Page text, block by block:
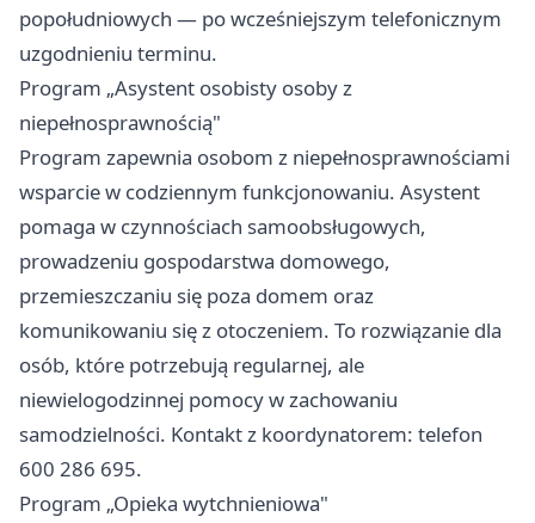
popołudniowych — po wcześniejszym telefonicznym
uzgodnieniu terminu.
Program „Asystent osobisty osoby z
niepełnosprawnością"
Program zapewnia osobom z niepełnosprawnościami
wsparcie w codziennym funkcjonowaniu. Asystent
pomaga w czynnościach samoobsługowych,
prowadzeniu gospodarstwa domowego,
przemieszczaniu się poza domem oraz
komunikowaniu się z otoczeniem. To rozwiązanie dla
osób, które potrzebują regularnej, ale
niewielogodzinnej pomocy w zachowaniu
samodzielności. Kontakt z koordynatorem: telefon
600 286 695.
Program „Opieka wytchnieniowa"